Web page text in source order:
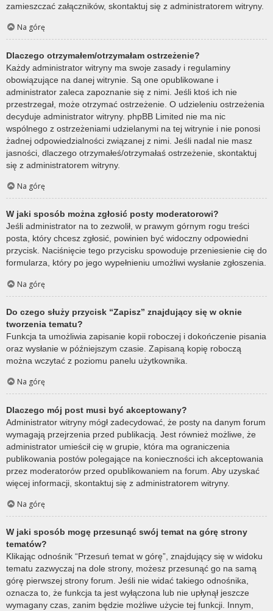
zamieszczać załączników, skontaktuj się z administratorem witryny.
Na górę
Dlaczego otrzymałem/otrzymałam ostrzeżenie?
Każdy administrator witryny ma swoje zasady i regulaminy
obowiązujące na danej witrynie. Są one opublikowane i
administrator zaleca zapoznanie się z nimi. Jeśli ktoś ich nie
przestrzegał, może otrzymać ostrzeżenie. O udzieleniu ostrzeżenia
decyduje administrator witryny. phpBB Limited nie ma nic
wspólnego z ostrzeżeniami udzielanymi na tej witrynie i nie ponosi
żadnej odpowiedzialności związanej z nimi. Jeśli nadal nie masz
jasności, dlaczego otrzymałeś/otrzymałaś ostrzeżenie, skontaktuj
się z administratorem witryny.
Na górę
W jaki sposób można zgłosić posty moderatorowi?
Jeśli administrator na to zezwolił, w prawym górnym rogu treści
posta, który chcesz zgłosić, powinien być widoczny odpowiedni
przycisk. Naciśnięcie tego przycisku spowoduje przeniesienie cię do
formularza, który po jego wypełnieniu umożliwi wysłanie zgłoszenia.
Na górę
Do czego służy przycisk “Zapisz” znajdujący się w oknie
tworzenia tematu?
Funkcja ta umożliwia zapisanie kopii roboczej i dokończenie pisania
oraz wysłanie w późniejszym czasie. Zapisaną kopię roboczą
można wczytać z poziomu panelu użytkownika.
Na górę
Dlaczego mój post musi być akceptowany?
Administrator witryny mógł zadecydować, że posty na danym forum
wymagają przejrzenia przed publikacją. Jest również możliwe, że
administrator umieścił cię w grupie, która ma ograniczenia
publikowania postów polegające na konieczności ich akceptowania
przez moderatorów przed opublikowaniem na forum. Aby uzyskać
więcej informacji, skontaktuj się z administratorem witryny.
Na górę
W jaki sposób mogę przesunąć swój temat na górę strony
tematów?
Klikając odnośnik “Przesuń temat w górę”, znajdujący się w widoku
tematu zazwyczaj na dole strony, możesz przesunąć go na samą
górę pierwszej strony forum. Jeśli nie widać takiego odnośnika,
oznacza to, że funkcja ta jest wyłączona lub nie upłynął jeszcze
wymagany czas, zanim będzie możliwe użycie tej funkcji. Innym,